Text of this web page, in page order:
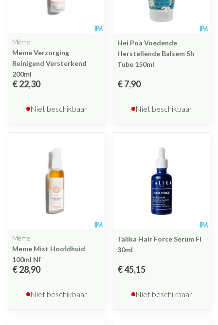
Même
Meme Verzorging
Reinigend Versterkend
200ml
€ 22,30
Niet beschikbaar
Hei Poa Voedende
Herstellende Balsem Sh
Tube 150ml
€ 7,90
Niet beschikbaar
Même
Meme Mist Hoofdhuid
100ml Nf
€ 28,90
Niet beschikbaar
Talika Hair Force Serum Fl
30ml
€ 45,15
Niet beschikbaar